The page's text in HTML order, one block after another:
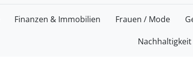
Finanzen & Immobilien Frauen / Mode
Nachhaltigkeit